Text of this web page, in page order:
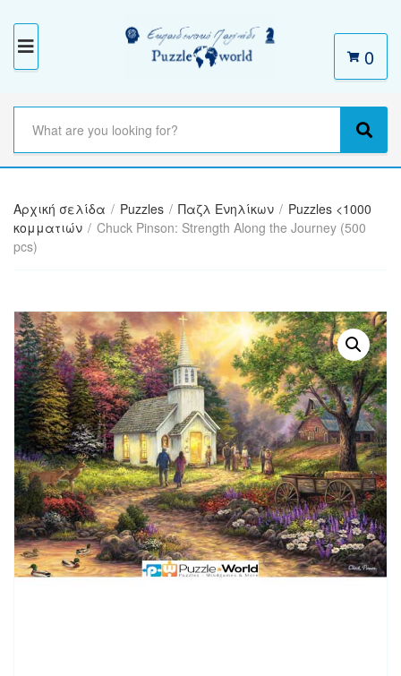
M
N
U
a
t
g
o
r
a
m
e
S
a
r
h
t
e
S
e
a
c
h
0
Αρχική σελίδα / Puzzles / Παζλ Ενηλίκων / Puzzles <1000
κομματιών / Chuck Pinson: Strength Along the Journey (500
pcs)